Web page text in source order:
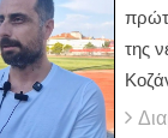
της